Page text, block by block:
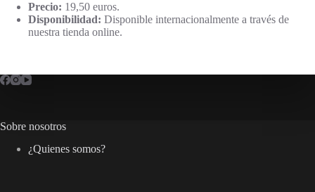
Precio: 19,50 euros.
Disponibilidad: Disponible internacionalmente a través de
nuestra tienda online.
Sobre nosotros
¿Quienes somos?